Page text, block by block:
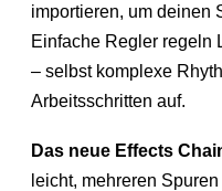
importieren, um deinen
Einfache Regler regeln
– selbst komplexe
Arbeitsschritten auf.
Das neue Effects
leicht, mehreren